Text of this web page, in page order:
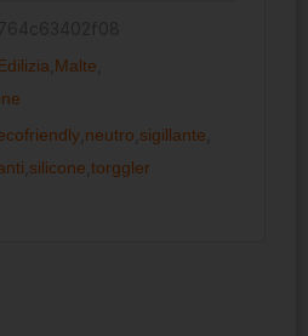
Malte
neutro sigillante
silicone torggler